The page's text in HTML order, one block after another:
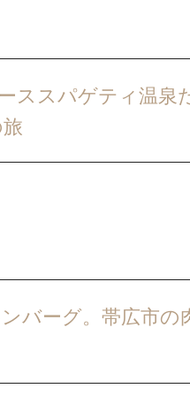
ススパゲティ温泉
バーグ。帯広市の